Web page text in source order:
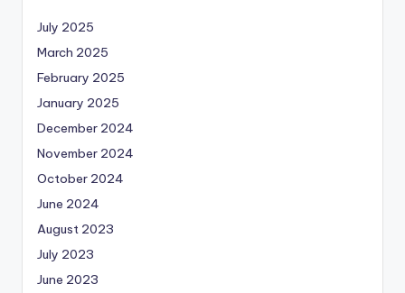
July 2025
March 2025
February 2025
January 2025
December 2024
November 2024
October 2024
June 2024
August 2023
July 2023
June 2023